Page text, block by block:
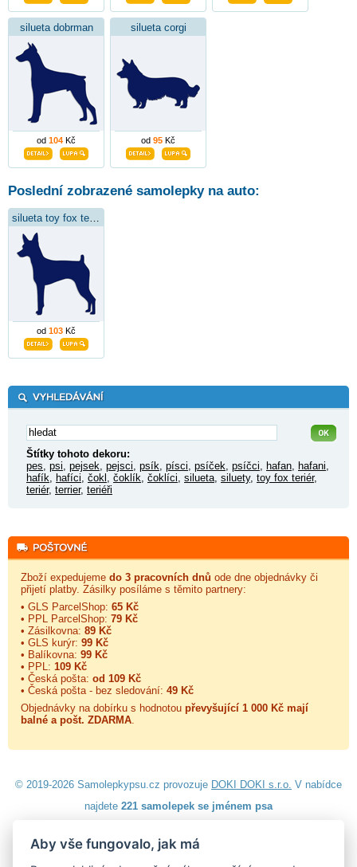
silueta dobrman
od 104 Kč
silueta corgi
od 95 Kč
Poslední zobrazené samolepky na auto:
od 103 Kč
Štítky tohoto dekoru:
pes psi pejsek pejsci psík písci psíček psíčci hafan hafani
hafík hafíci čokl čoklík čoklíci silueta siluety, toy fox teriér,
teriér, terrier, teriéři
Zboží expedujeme do 3 pracovních dnů ode dne objednávky či
přijetí platby. Zásilky posíláme s těmito partnery:
• GLS ParcelShop: 65 Kč
• PPL ParcelShop: 79 Kč
• Zásilkovna: 89 Kč
• GLS kurýr: 99 Kč
• Balíkovna: 99 Kč
• PPL: 109 Kč
• Česká pošta: od 109 Kč
• Česká pošta - bez sledování: 49 Kč
Objednávky na dobírku s hodnotou převyšující 1 000 Kč mají
balné a pošt. ZDARMA
© 2019-2026 Samolepkypsu.cz provozuje DOKI DOKI s.r.o. V nabídce
najdete 221 samolepek se jménem psa
Návod k lepení|Návod na odstranění samolepek
podmínky|Ochrana osobních údajů Cookies |Reklamační řád
Aby vše fungovalo, jak má